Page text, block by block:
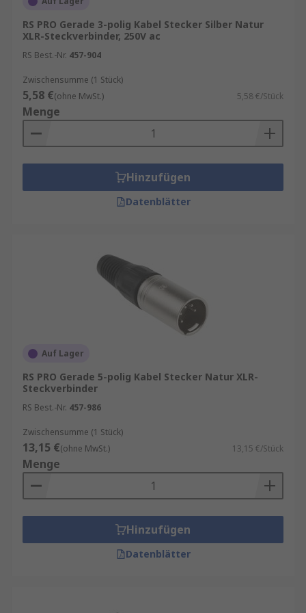
symmetrische Signalführung eine störungsarme
Übertragung ermöglicht.
Wichtige Eigenschaften von
XLR‑Steckverbindern
Montageart – Durchsteckmontage, Fahrgestell,
Kabel, Panel. XLR‑Steckverbinder stehen in
mehreren praktischen Montagearten zur
in Geräten und Racks
Kabelmontagefür mobile Leitungen im
Studio‑ und Live‑Betrieb
für Frontplatten,
Montageausrichtung – gerade, gewinkelt,
horizontal, vertikal:-
Kabelführung
Gewinkelte
oder Studioaufstellungen
HorizontaleBauweise für flache
Gerätefronten
Ausführung für platzoptimierte
RS PRO Gerade 3-polig Kabel Stecker Silber Natur
XLR-Steckverbinder, 250V ac
RS Best.-Nr. 457-904
Zwischensumme (1 Stück)
5,58 €(ohne MwSt.) 5,58 €/Stück
Menge
Hinzufügen
Datenblätter
Auf Lager
RS PRO Gerade 5-polig Kabel Stecker Natur XLR-
Steckverbinder
RS Best.-Nr. 457-986
Zwischensumme (1 Stück)
13,15 €(ohne MwSt.) 13,15 €/Stück
Menge
Hinzufügen
Datenblätter